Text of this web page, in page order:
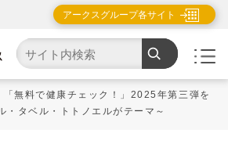
アークスグループ各サイト
「無料で健康チェック！」2025年第三弾を
タベル・トトノエルがテーマ～